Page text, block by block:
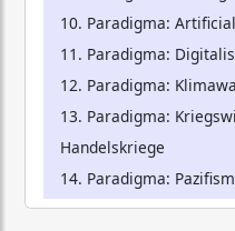
10. Paradigma:
11. Paradigma:
12. Paradigma:
13. Paradigma:
Handelskriege
14. Paradigma: